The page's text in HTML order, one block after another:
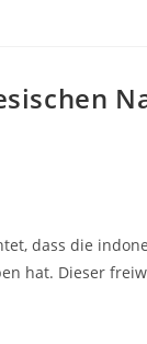
dass die
hat. Dieser